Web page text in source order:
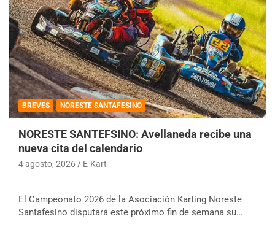
BREVES NORESTE SANTAFESINO
NORESTE SANTEFSINO: Avellaneda recibe una
nueva cita del calendario
4 agosto, 2026 E-Kart
El Campeonato 2026 de la Asociación Karting Noreste
Santafesino disputará este próximo fin de semana su…